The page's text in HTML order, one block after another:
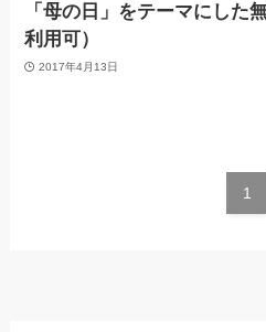
「母の日」をテーマにした
利用可）
2017年4月13日
1